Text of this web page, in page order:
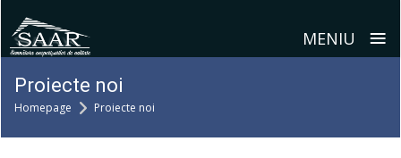
MENIU ≡
content
Proiecte noi
Homepage Proiecte noi